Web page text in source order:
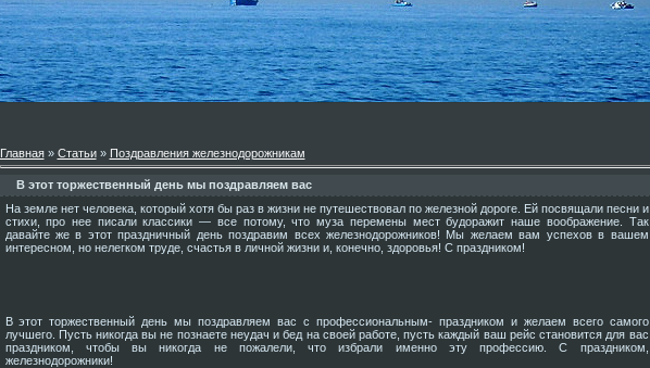
Главная» Статьи» Поздравления железнодорожникам
В этот торжественный день мы поздравляем вас
На земле нет человека, который хотя бы раз в жизни не путешествовал по железной дороге. Ей посвящали песни и
стихи, про нее писали классики — все потому, что муза перемены мест будоражит наше воображение. Так
давайте же в этот праздничный день поздравим всех железнодорожников! Мы желаем вам успехов в вашем
интересном, но нелегком труде, счастья в личной жизни и, конечно, здоровья! С праздником!
В этот торжественный день мы поздравляем вас с профессиональным- праздником и желаем всего самого
лучшего. Пусть никогда вы не познаете неудач и бед на своей работе, пусть каждый ваш рейс становится для вас
праздником, чтобы вы никогда не пожалели, что избрали именно эту профессию. С праздником,
железнодорожники!